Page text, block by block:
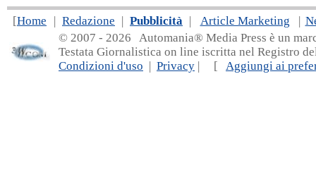
[Home | Redazione | Pubblicità | Article Marketing |
© 2007 - 2026 Automania® Media Press è un
Testata Giornalistica on line iscritta nel Registro
Condizioni d'uso | Privacy | [ Aggiungi ai